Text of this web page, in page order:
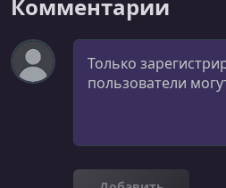
Комментарии
Комментарий